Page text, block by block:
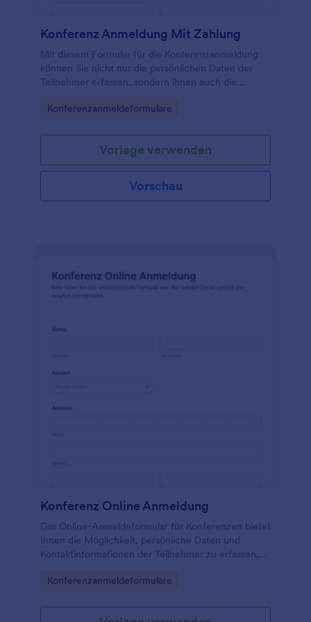
Konferenz Anmeldung Mit Zahlung
Mit diesem Formular für die Konferenzanmeldung
können Sie nicht nur die persönlichen Daten der
Teilnehmer erfassen, sondern ihnen auch die
bezahlen. Dazu müssen Sie lediglich die
eigenen Informationen aktualisieren. Die Vorlage für
das Konferenzregistrierungsformular verwendet
PayPal, kann aber auf einen unserer vielen anderen
integrierten Zahlungsprozessoren aktualisiert
werden. Optimieren Sie jetzt Ihren Anmeldeprozess!
Go to Category:
Konferenzanmeldeformulare
Vorlage verwenden
Vorschau
Konferenz Online Anmeldung
Das Online-Anmeldeformular für Konferenzen bietet
Ihnen die Möglichkeit, persönliche Daten und
Kontaktinformationen der Teilnehmer zu erfassen,
der Veranstaltung zu sammeln und die
anpassbaren Tools und Widgets können Sie Ihr
Go to Category:
Konferenzanmeldeformulare